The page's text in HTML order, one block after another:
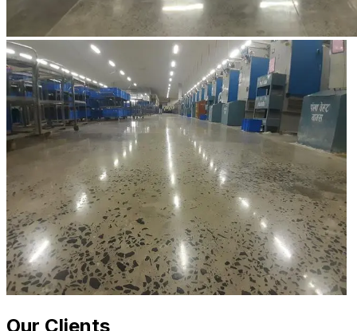
Our Clients